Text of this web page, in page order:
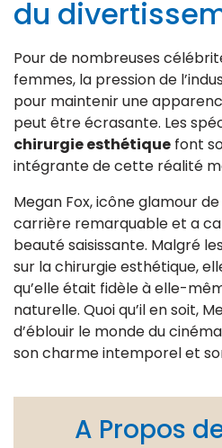
du
Pour de nombreuses
femmes, la pression de
pour maintenir une
peut être écrasante. Les
chirurgie esthétique font
intégrante de cette réalité
Megan Fox, icône glamour
carrière remarquable et a
beauté saisissante. Malgré
sur la chirurgie esthétique,
qu’elle était fidèle à elle-
naturelle. Quoi qu’il en soit,
d’éblouir le monde du
son charme intemporel et
A Propos